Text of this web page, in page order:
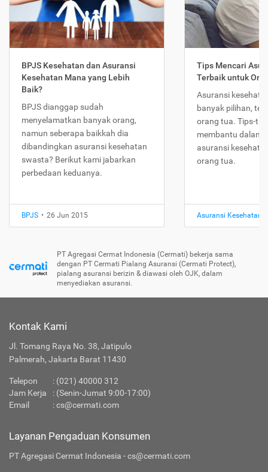
BPJS Kesehatan dan Asuransi
Kesehatan Mana yang Lebih
Baik?
BPJS dianggap sudah
menyelamatkan banyak orang,
namun seberapa baikkah dia
dibandingkan asuransi kesehatan
swasta? Berikut kami jabarkan
perbedaan keduanya.
BPJS • 26 Jun 2015
Tips Mencari
Terbaik untuk
Asuransi
banyak pilihan,
orang tua. Tips-
membantu dalam
asuransi
orang tua.
Asuransi Kesehatan
PT Agregasi Cermat Indonesia (Cermati) bekerja sama
dengan PT Cermati Pialang Asuransi (Cermati Protect),
pialang asuransi berizin & diawasi oleh OJK, dalam
menyediakan asuransi.
Kontak Kami
Jl. Tomang Raya No. 38, Jatipulo
Palmerah, Jakarta Barat 11430
Telepon : (021) 40000 312
Jam Kerja
: (Senin-Jumat 9:00-17:00)
Email
:cs@cermati.com
Layanan Pengaduan Konsumen
PT Agregasi Cermat Indonesia - cs@cermati.com